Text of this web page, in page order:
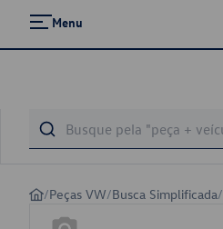
Menu
/Peças VW/Busca Simplificada/